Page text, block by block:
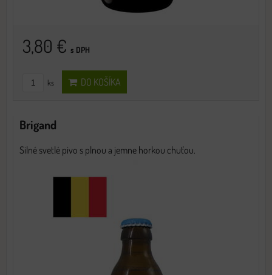
3,80 € s DPH
ks DO KOŠÍKA
Brigand
Silné svetlé pivo s plnou a jemne horkou chuťou.